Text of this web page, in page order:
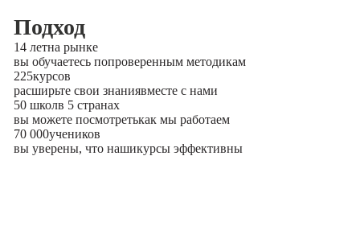
Подход
14 летна рынке
вы обучаетесь попроверенным методикам
225курсов
расширьте свои знаниявместе с нами
50 школв 5 странах
вы можете посмотретькак мы работаем
70 000учеников
вы уверены, что нашикурсы эффективны